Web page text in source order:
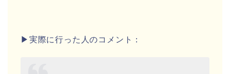
▶実際に行った人のコメント：